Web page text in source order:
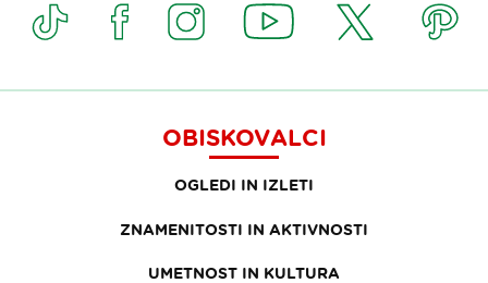
OBISKOVALCI
OGLEDI IN IZLETI
ZNAMENITOSTI IN AKTIVNOSTI
UMETNOST IN KULTURA